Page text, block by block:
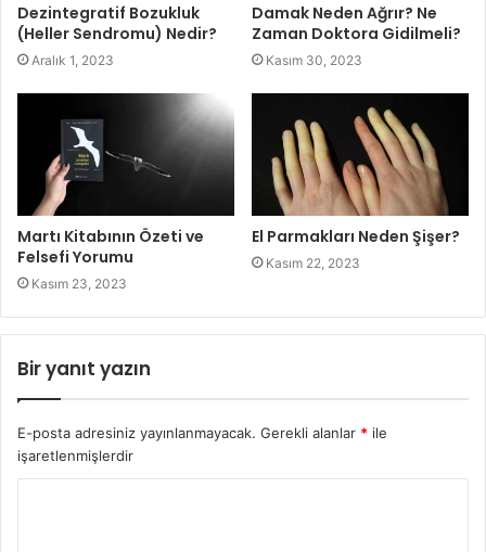
Dezintegratif Bozukluk
(Heller Sendromu) Nedir?
Aralık 1, 2023
Damak Neden Ağrır? Ne
Zaman Doktora Gidilmeli?
Kasım 30, 2023
Martı Kitabının Özeti ve
Felsefi Yorumu
Kasım 23, 2023
El Parmakları Neden Şişer?
Kasım 22, 2023
Bir yanıt yazın
E-posta adresiniz yayınlanmayacak. Gerekli alanlar * ile
işaretlenmişlerdir